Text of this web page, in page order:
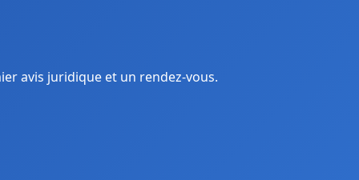
avis juridique et un rendez-vous.